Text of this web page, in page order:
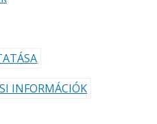
INFORMÁCIÓK